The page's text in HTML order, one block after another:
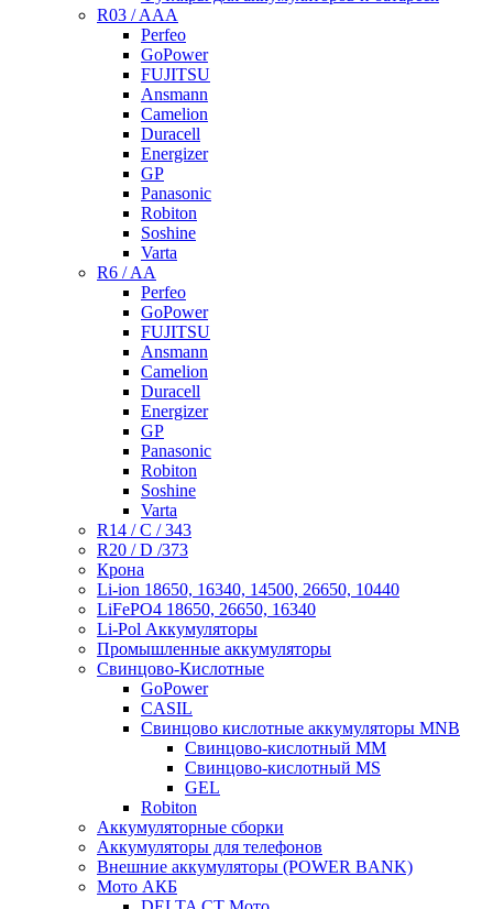
R03 / AAA
Perfeo
GoPower
FUJITSU
Ansmann
Camelion
Duracell
Energizer
GP
Panasonic
Robiton
Soshine
Varta
R6 / AA
Perfeo
GoPower
FUJITSU
Ansmann
Camelion
Duracell
Energizer
GP
Panasonic
Robiton
Soshine
Varta
R14 / C / 343
R20 / D /373
Крона
Li-ion 18650, 16340, 14500, 26650, 10440
LiFePO4 18650, 26650, 16340
Li-Pol Аккумуляторы
Промышленные аккумуляторы
Свинцово-Кислотные
GoPower
CASIL
Свинцово кислотные аккумуляторы MNB
Cвинцово-кислотный MM
Cвинцово-кислотный MS
GEL
Robiton
Аккумуляторные сборки
Аккумуляторы для телефонов
Внешние аккумуляторы (POWER BANK)
Мото АКБ